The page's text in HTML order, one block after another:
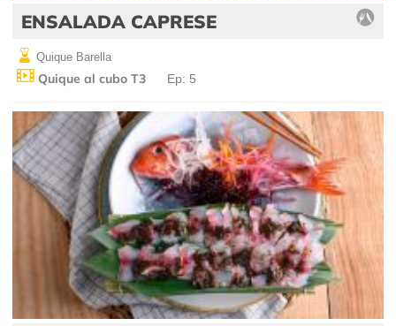
ENSALADA CAPRESE
Quique Barella
Quique al cubo T3 Ep: 5